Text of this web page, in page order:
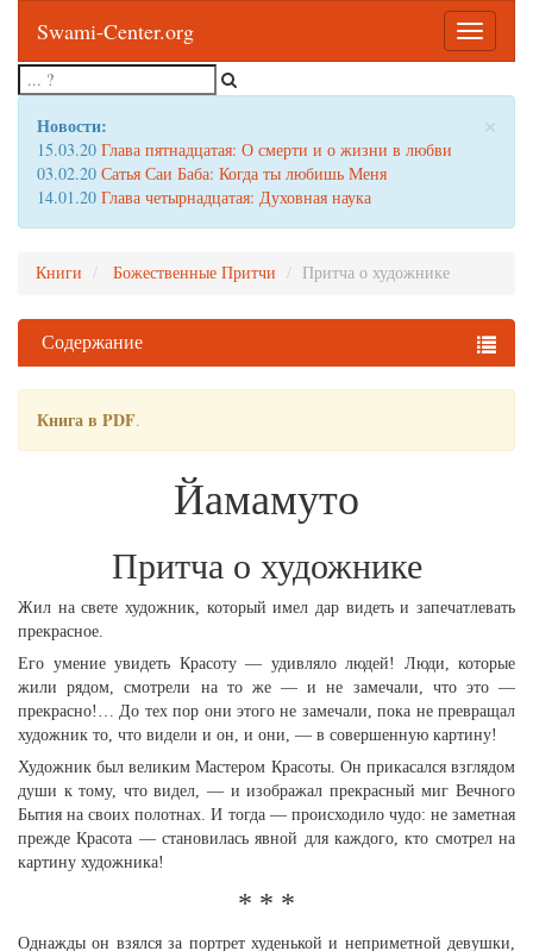
Toggle
Swami-Center.org
×
Новости:
15.03.20 Глава пятнадцатая: О смерти и о жизни в любви
03.02.20 Сатья Саи Баба: Когда ты любишь Меня
14.01.20 Глава четырнадцатая: Духовная наука
Книги Божественные Притчи Притча о художнике
Содержание
Книга в PDF.
Йамамуто
Притча о художнике
Жил на свете художник, который имел дар видеть и запечатлевать
прекрасное.
Его умение увидеть Красоту — удивляло людей! Люди, которые
жили рядом, смотрели на то же — и не замечали, что это —
прекрасно!… До тех пор они этого не замечали, пока не превращал
художник то, что видели и он, и они, — в совершенную картину!
Художник был великим Мастером Красоты. Он прикасался взглядом
души к тому, что видел, — и изображал прекрасный миг Вечного
Бытия на своих полотнах. И тогда — происходило чудо: не заметная
прежде Красота — становилась явной для каждого, кто смотрел на
картину художника!
* * *
Однажды он взялся за портрет худенькой и неприметной девушки,